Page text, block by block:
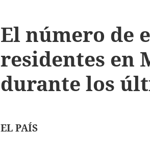
El número de
residentes en
durante los
EL PAÍS